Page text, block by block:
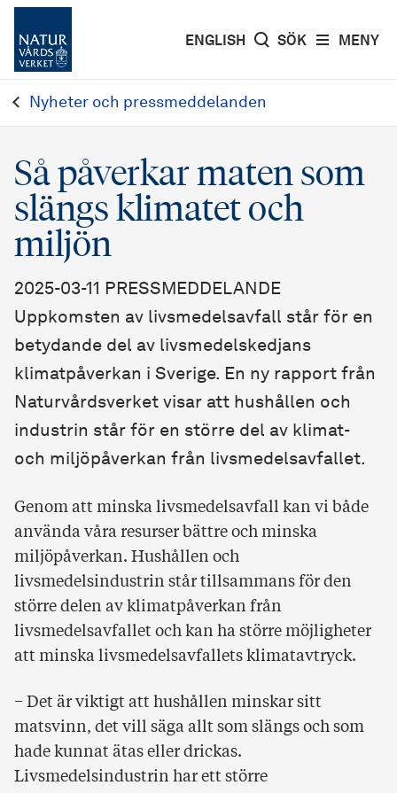
MENY
ENGLISH SÖK
Nyheter och pressmeddelanden
Så påverkar maten som
slängs klimatet och
miljön
2025-03-11 PRESSMEDDELANDE
Uppkomsten av livsmedelsavfall står för en
betydande del av livsmedelskedjans
klimatpåverkan i Sverige. En ny rapport från
Naturvårdsverket visar att hushållen och
industrin står för en större del av klimat-
och miljöpåverkan från livsmedelsavfallet.
Genom att minska livsmedelsavfall kan vi både
använda våra resurser bättre och minska
miljöpåverkan. Hushållen och
livsmedelsindustrin står tillsammans för den
större delen av klimatpåverkan från
livsmedelsavfallet och kan ha större möjligheter
att minska livsmedelsavfallets klimatavtryck.
− Det är viktigt att hushållen minskar sitt
matsvinn, det vill säga allt som slängs och som
hade kunnat ätas eller drickas.
Livsmedelsindustrin har ett större